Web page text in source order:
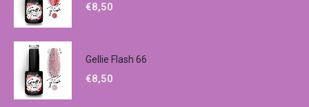
€8,50
Gellie Flash 66
€8,50